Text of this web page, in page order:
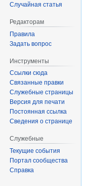
Случайная статья
Редакторам
Правила
Задать вопрос
Инструменты
Ссылки сюда
Связанные правки
Служебные страницы
Версия для печати
Постоянная ссылка
Сведения о странице
Служебные
Текущие события
Портал сообщества
Справка